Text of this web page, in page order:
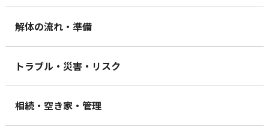
解体の流れ・準備
トラブル・災害・リスク
相続・空き家・管理